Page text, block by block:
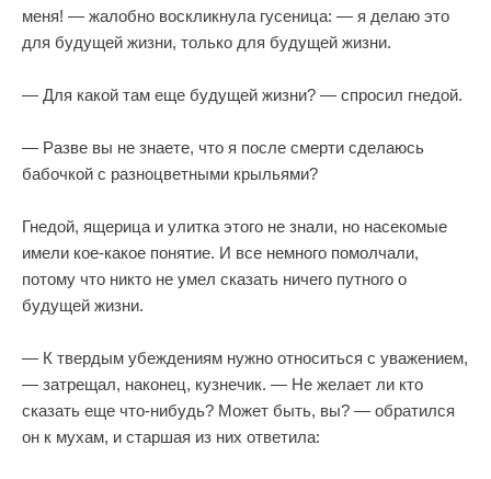
меня! — жалобно воскликнула гусеница: — я делаю это
для будущей жизни, только для будущей жизни.
— Для какой там еще будущей жизни? — спросил гнедой.
— Разве вы не знаете, что я после смерти сделаюсь
бабочкой с разноцветными крыльями?
Гнедой, ящерица и улитка этого не знали, но насекомые
имели кое-какое понятие. И все немного помолчали,
потому что никто не умел сказать ничего путного о
будущей жизни.
— К твердым убеждениям нужно относиться с уважением,
— затрещал, наконец, кузнечик. — Не желает ли кто
сказать еще что-нибудь? Может быть, вы? — обратился
он к мухам, и старшая из них ответила: